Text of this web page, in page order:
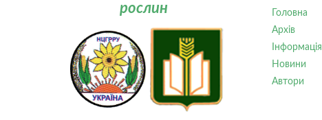
рослин
Головна
Архів
Інформація
Новини
Автори